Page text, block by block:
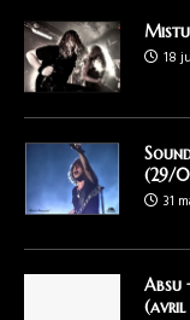
18
(29/
31
Absu
(avril